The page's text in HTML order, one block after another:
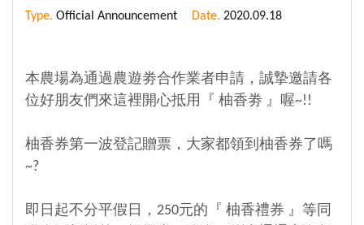
Type. Official Announcement Date. 2020.09.18
本農場為通過農遊劵合作業者申請，誠摯邀請各
位好朋友們來這裡開心抵用『 柚香劵 』喔~!!
柚香券第一波登記贈票，大家都領到柚香券了嗎
~?
即日起不分平假日，250元的『 柚香禮券 』等同